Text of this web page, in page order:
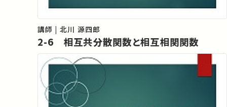
講師 | 北川 源四郎
2-6 相互共分散関数と相互相関関数